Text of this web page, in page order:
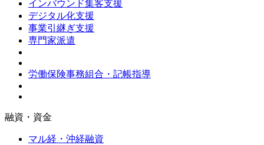
インバウンド集客支援
デジタル化支援
事業引継ぎ支援
専門家派遣
労働保険事務組合・記帳指導
融資・資金
マル経・沖経融資